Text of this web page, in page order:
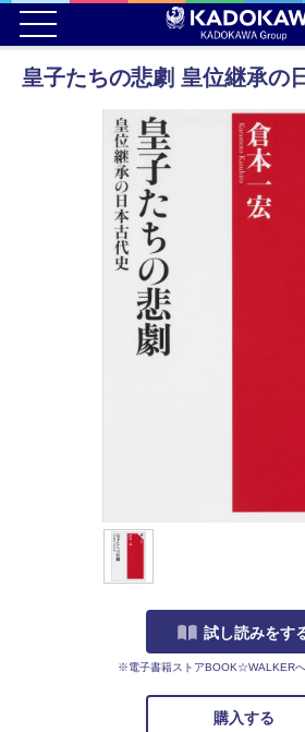
皇子たちの悲劇 皇位継承の
試し読みをす
※電子書籍ストアBOOK☆WALKERへ
購入する